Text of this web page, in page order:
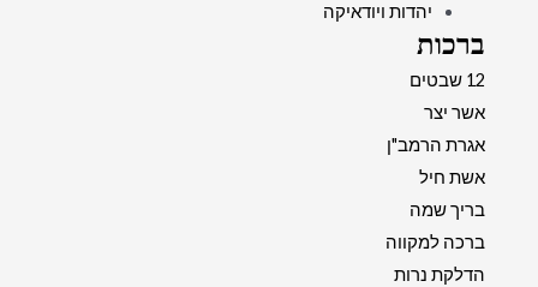
יהדות ויודאיקה
ברכות
12 שבטים
אשר יצר
אגרת הרמב"ן
אשת חיל
בריך שמה
ברכה למקווה
הדלקת נרות